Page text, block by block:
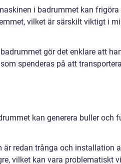
i badrummet kan frigöra
vilket är särskilt viktigt i
gör det enklare att
spenderas på att
kan generera buller och
är redan trånga och installation
vilket kan vara problematiskt